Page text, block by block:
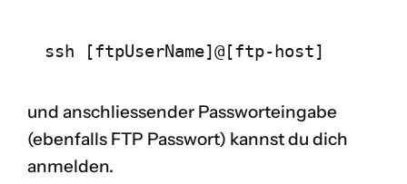
ssh [ftpUserName]@[ftp-host]
und anschliessender Passworteingabe
(ebenfalls FTP Passwort) kannst du dich
anmelden.